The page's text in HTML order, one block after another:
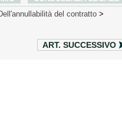
del contratto >
ART. SUCCESSIVO